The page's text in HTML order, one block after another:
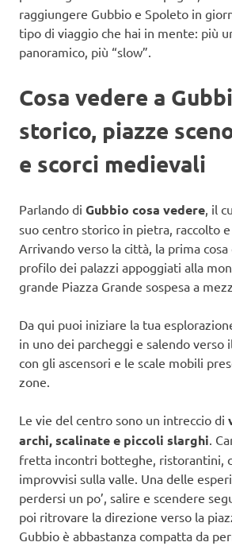
raggiungere Gubbio e Spoleto in
tipo di viaggio che hai in mente: più
panoramico, più “slow”.
Cosa vedere a
storico, piazze
e scorci medievali
Parlando di Gubbio cosa vedere, il
suo centro storico in pietra, raccolto
Arrivando verso la città, la prima cosa
profilo dei palazzi appoggiati alla
grande Piazza Grande sospesa a
Da qui puoi iniziare la tua
in uno dei parcheggi e salendo verso
con gli ascensori e le scale mobili
zone.
Le vie del centro sono un intreccio di
archi, scalinate e piccoli slarghi.
fretta incontri botteghe, ristorantini,
improvvisi sulla valle. Una delle
perdersi un po’, salire e scendere
poi ritrovare la direzione verso la
Gubbio è abbastanza compatta da